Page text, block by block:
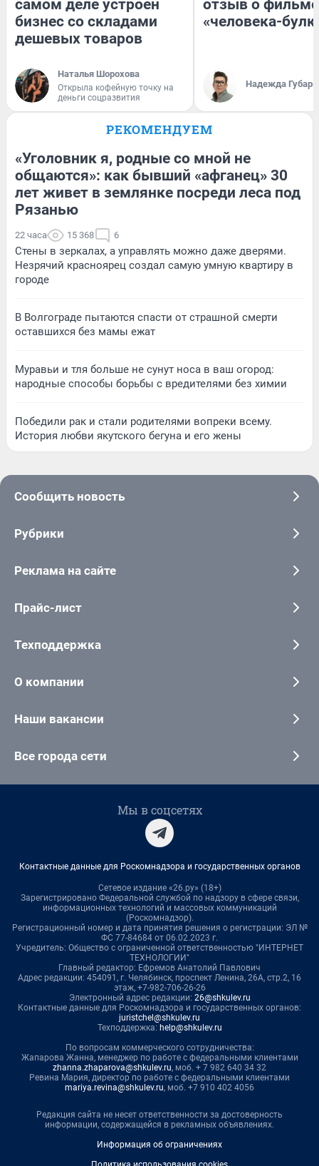
самом деле устроен
бизнес со складами
дешевых товаров
Наталья Шорохова
Открыла кофейную точку на
деньги соцразвития
отзыв о
«человека-
Надежда Губарь
РЕКОМЕНДУЕМ
«Уголовник я, родные со мной не
общаются»: как бывший «афганец» 30
лет живет в землянке посреди леса под
Рязанью
22 часа 15 368 6
Стены в зеркалах, а управлять можно даже дверями.
Незрячий красноярец создал самую умную квартиру в
городе
В Волгограде пытаются спасти от страшной смерти
оставшихся без мамы ежат
Муравьи и тля больше не сунут носа в ваш огород:
народные способы борьбы с вредителями без химии
Победили рак и стали родителями вопреки всему.
История любви якутского бегуна и его жены
Сообщить новость
Рубрики
Реклама на сайте
Прайс-лист
Техподдержка
О компании
Наши вакансии
Все города сети
Мы в соцсетях
Контактные данные для Роскомнадзора и государственных органов
Сетевое издание «26.ру» (18+)
Зарегистрировано Федеральной службой по надзору в сфере связи,
информационных технологий и массовых коммуникаций
(Роскомнадзор).
Регистрационный номер и дата принятия решения о регистрации: ЭЛ №
ФС 77-84684 от 06.02.2023 г.
Учредитель: Общество с ограниченной ответственностью "ИНТЕРНЕТ
ТЕХНОЛОГИИ"
Главный редактор: Ефремов Анатолий Павлович
Адрес редакции: 454091, г. Челябинск, проспект Ленина, 26А, стр.2, 16
этаж, +7-982-706-26-26
Электронный адрес редакции: 26@shkulev.ru
Контактные данные для Роскомнадзора и государственных органов:
juristchel@shkulev.ru
Техподдержка: help@shkulev.ru
По вопросам коммерческого сотрудничества:
Жапарова Жанна, менеджер по работе с федеральными клиентами
zhanna.zhaparova@shkulev.ru, моб. + 7 982 640 34 32
Ревина Мария, директор по работе с федеральными клиентами
mariya.revina@shkulev.ru, моб. +7 910 402 4056
Редакция сайта не несет ответственности за достоверность
информации, содержащейся в рекламных объявлениях.
Информация об ограничениях